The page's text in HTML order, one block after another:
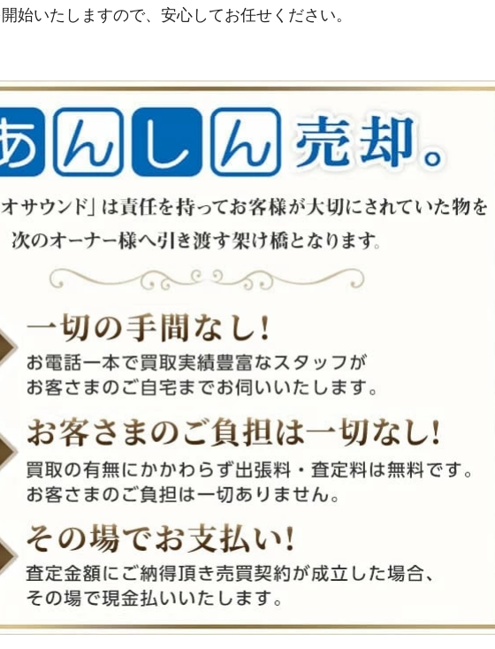
始いたしますので、安心してお任せください。